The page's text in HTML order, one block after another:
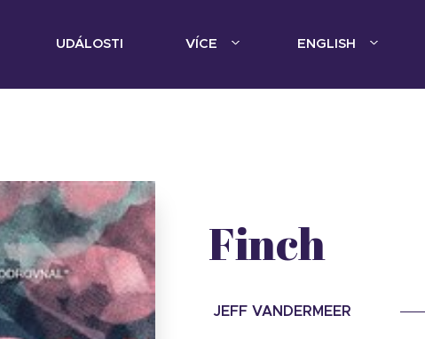
UDÁLOSTI VÍCE ENGLISH
Finch
JEFF VANDERMEER